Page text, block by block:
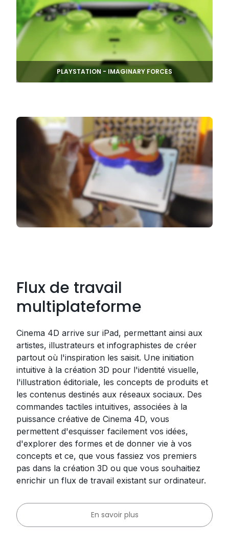
PLAYSTATION - IMAGINARY FORCES
Flux de travail
multiplateforme
Cinema 4D arrive sur iPad, permettant ainsi aux
artistes, illustrateurs et infographistes de créer
partout où l'inspiration les saisit. Une initiation
intuitive à la création 3D pour l'identité visuelle,
l'illustration éditoriale, les concepts de produits et
les contenus destinés aux réseaux sociaux. Des
commandes tactiles intuitives, associées à la
puissance créative de Cinema 4D, vous
permettent d'esquisser facilement vos idées,
d'explorer des formes et de donner vie à vos
concepts et ce, que vous fassiez vos premiers
pas dans la création 3D ou que vous souhaitiez
enrichir un flux de travail existant sur ordinateur.
En savoir plus